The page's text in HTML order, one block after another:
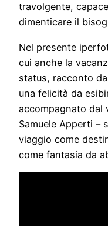
travolgente,
dimenticare il
Nel presente
cui anche la
status, racconto
una felicità da
accompagnato dal
Samuele Apperti –
viaggio come
come fantasia da